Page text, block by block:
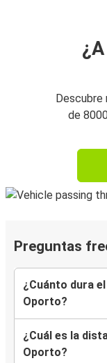
Descubre
de
Preguntas
¿Cuánto dura
Oporto?
¿Cuál es la
Oporto?